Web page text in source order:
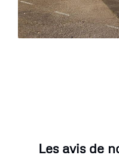
Les avis de